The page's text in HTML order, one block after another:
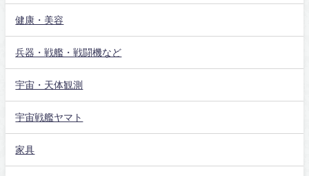
健康・美容
兵器・戦艦・戦闘機など
宇宙・天体観測
宇宙戦艦ヤマト
家具